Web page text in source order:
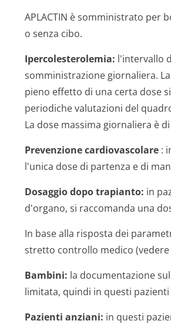
APLACTIN è somministrato per
o senza cibo.
Ipercolestero­lemia: l'intervallo
somministrazione giornaliera.
pieno effetto di una certa dose
periodiche valutazioni del
La dose massima giornaliera è
Prevenzione cardiovascolare :
l'unica dose di partenza e di
Dosaggio dopo trapianto: in
d'organo, si raccomanda una
In base alla risposta dei
stretto controllo medico (vedere
Bambini: la documentazione
limitata, quindi in questi pazienti
Pazienti anziani: in questi